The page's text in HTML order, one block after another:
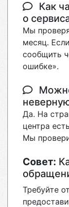
Как
о
Мы
месяц.
сообщить
ошибке».
Да. На
центра
Мы
Совет:
Требуйте